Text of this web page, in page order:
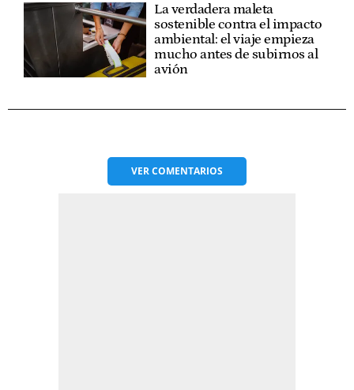
La verdadera maleta
sostenible contra el impacto
ambiental: el viaje empieza
mucho antes de subirnos al
avión
VERCOMENTARIOS